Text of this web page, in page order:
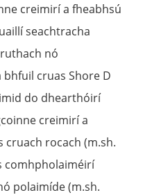
creimirí a fheabhsú
seachtracha
nó
cruas Shore D
do dhearthóirí
creimirí a
cruach rocach (m.sh.
comhpholaiméirí
polaimíde (m.sh.